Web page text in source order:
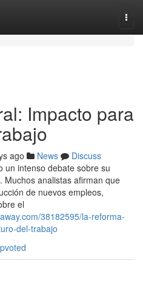
Impacto para
ago News
Discuss
un intenso debate sobre su
analistas afirman que
de nuevos empleos,
el
38182595/la-reforma-
del-trabajo